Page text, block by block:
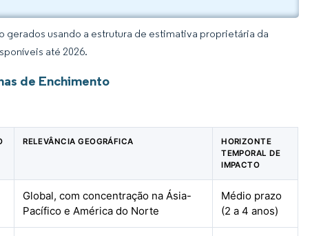
usando a estrutura de estimativa proprietária da
até 2026.
de Enchimento
RELEVÂNCIA GEOGRÁFICA
HORIZONTE
TEMPORAL DE
IMPACTO
Global, com concentração na Ásia-
Pacífico e América do Norte
Médio prazo
(2 a 4 anos)